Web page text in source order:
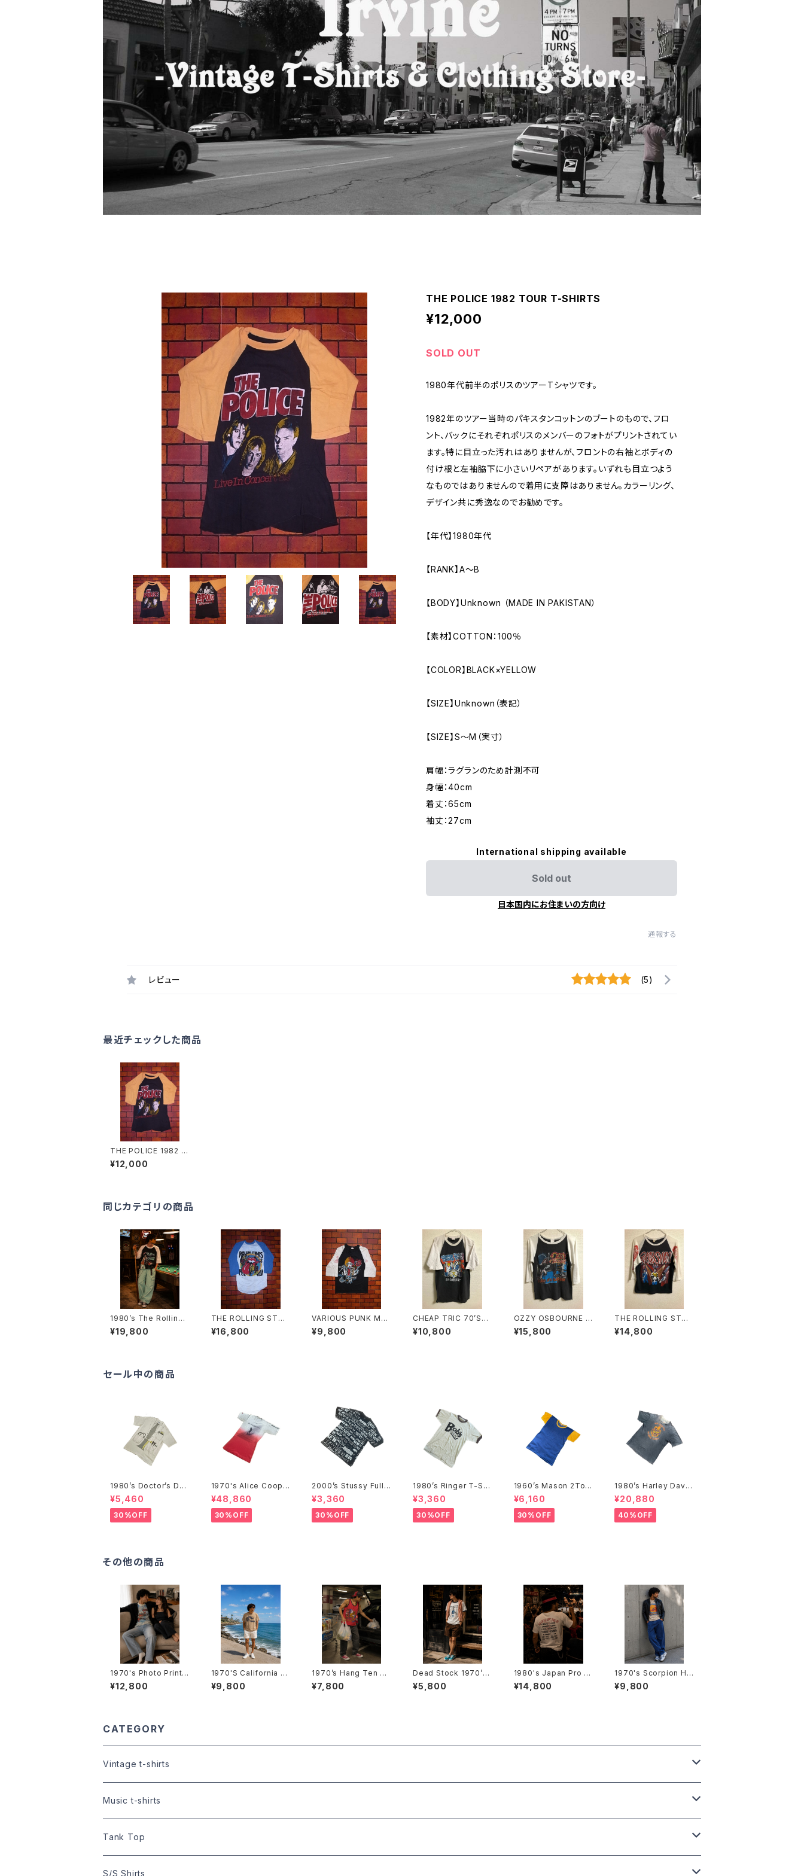
THE POLICE 1982 TOUR T-SHIRTS
¥12,000
SOLD OUT
1980年代前半のポリスのツアーTシャツです。
1982年のツアー当時のパキスタンコットンのブートのもので、フロ
ント、バックにそれぞれポリスのメンバーのフォトがプリントされてい
ます。特に目立った汚れはありませんが、フロントの右袖とボディの
付け根と左袖脇下に小さいリペアがあります。いずれも目立つよう
なものではありませんので着用に支障はありません。カラーリング、
デザイン共に秀逸なのでお勧めです。
【年代】1980年代
【RANK】A～B
【BODY】Unknown （MADE IN PAKISTAN）
【素材】COTTON：100％
【COLOR】BLACK×YELLOW
【SIZE】Unknown（表記）
【SIZE】S～M（実寸）
肩幅：ラグランのため計測不可
身幅：40cm
着丈：65cm
袖丈：27cm
International shipping available
Sold out
日本国内にお住まいの方向け
通報する
レビュー (5)
最近チェックした商品
THE POLICE 1982 T
OUR T-SHIRTS
¥12,000
同じカテゴリの商品
1980’s The Rolling
Stones tour T-Shirt
s -1981年〜1982年
¥19,800
THE ROLLING STO
NES 1981 TOUR T-S
HIRTS “TATTOO YO
¥16,800
VARIOUS PUNK MU
SICIAN'S 80'S T-SH
IRTS
¥9,800
CHEAP TRIC 70’S〜
80’S TOUR T-SHIR
TS
¥10,800
OZZY OSBOURNE 8
0’S TOUR T-SHIRT
S
¥15,800
THE ROLLING STO
NES 80’S TOUR T-S
HIRTS
¥14,800
セール中の商品
1980’s Doctor’s Des
ign Trompe-l'œil T-
Shirts -1980年代 騙
し絵Tシャツ-
¥5,460
30%OFF
1970's Alice Coope
r T-Shirts -1970年代
アリス・クーパーTシャ
ツ-
¥48,860
30%OFF
2000’s Stussy Full
Print T-Shirts -2000
年代 ステューシー フル
プリントTシャツ-
¥3,360
30%OFF
1980’s Ringer T-Shi
rts - 1980年代 リンガ
ーTシャツ-
¥3,360
30%OFF
1960’s Mason 2Ton
e T-Shirts -1960年
代 メイソン 2トーンTシ
ャツ-
¥6,160
30%OFF
1980’s Harley David
son T-Shirts -1980
年代 ハーレー・ダビッド
ソン Tシャツ-
¥20,880
40%OFF
その他の商品
1970's Photo Print
T-Shirts -1970年代
フォトプリントTシャツ-
¥12,800
1970'S California S
urfer T-Shirts -197
0年代 カリフォルニア サ
¥9,800
1970’s Hang Ten Ta
nk Top -1970年代 H
ang Ten ハンテンタン
¥7,800
Dead Stock 1970’s
Trim T-Shirts -デッド
ストック 1970年代 リン
¥5,800
1980's Japan Pro W
restling Novelty T-
Shirts -1980年代 日
¥14,800
1970's Scorpion He
licopter T-Shirts -1
970年代 スコーピオン
¥9,800
CATEGORY
Vintage t-shirts
Size:XS
Size:S
Size:M
Music t-shirts
S/S t-shirts
Size:XS
L/S t-shirts
Tank Top
Size:M
S/S Shirts